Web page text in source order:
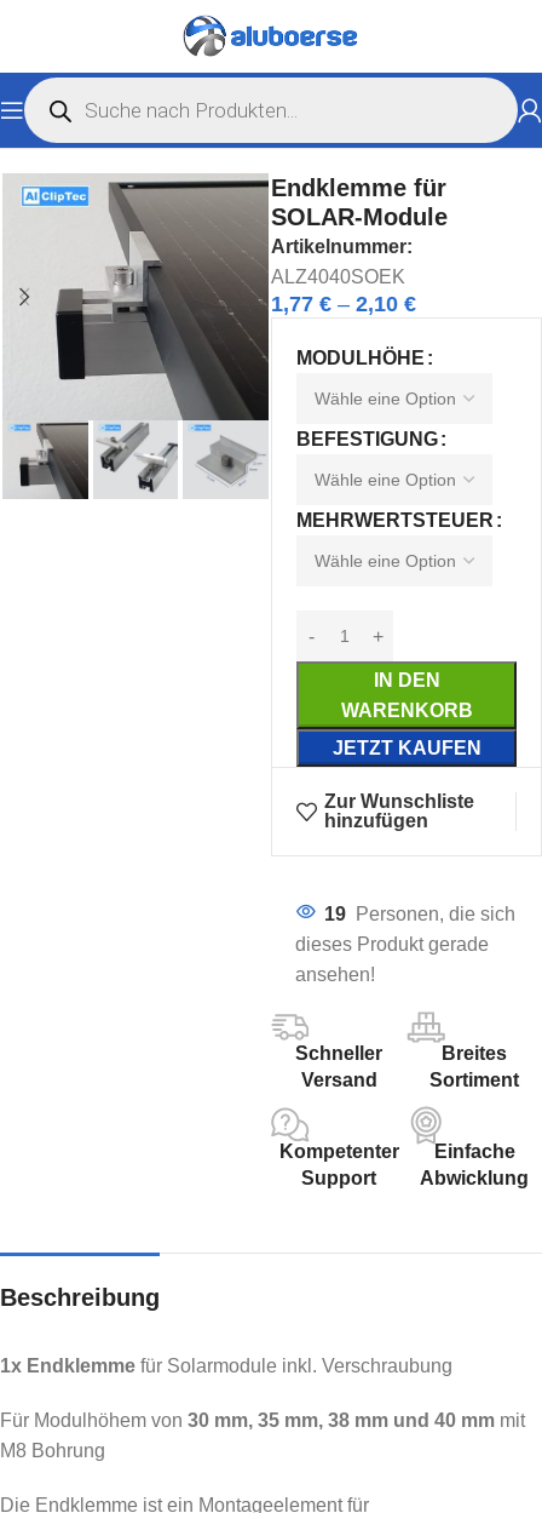
Start Solarshop Zubehör Solar
Endklemme für
SOLAR-Module
Artikelnummer:
ALZ4040SOEK
1,77 € – 2,10 €
MODULHÖHE
BEFESTIGUNG
MEHRWERTSTEUER
IN DEN
WARENKORB
JETZT KAUFEN
Zur Wunschliste
hinzufügen
19 Personen, die sich
dieses Produkt gerade
ansehen!
Schneller
Versand
Breites
Sortiment
Kompetenter
Support
Einfache
Abwicklung
Beschreibung
1x Endklemme für Solarmodule inkl. Verschraubung
Für Modulhöhem von 30 mm, 35 mm, 38 mm und 40 mm mit
M8 Bohrung
Die Endklemme ist ein Montageelement für